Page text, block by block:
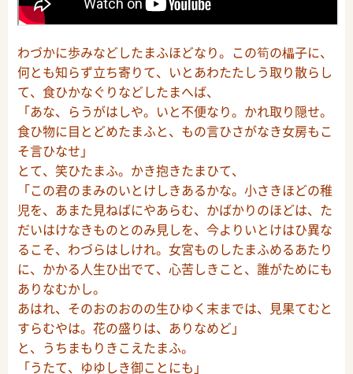
わづかに歩みなどしたまふほどなり。この筍の櫑子に、
何とも知らず立ち寄りて、いとあわたたしう取り散らし
て、食ひかなぐりなどしたまへば、
「あな、らうがはしや。いと不便なり。かれ取り隠せ。
食ひ物に目とどめたまふと、もの言ひさがなき女房もこ
そ言ひなせ」
とて、笑ひたまふ。かき抱きたまひて、
「この君のまみのいとけしきあるかな。小さきほどの稚
児を、あまた見ねばにやあらむ、かばかりのほどは、た
だいはけなきものとのみ見しを、今よりいとけはひ異な
るこそ、わづらはしけれ。女宮ものしたまふめるあたり
に、かかる人生ひ出でて、心苦しきこと、誰がためにも
ありなむかし。
あはれ、そのおのおのの生ひゆく末までは、見果てむと
すらむやは。花の盛りは、ありなめど」
と、うちまもりきこえたまふ。
「うたて、ゆゆしき御ことにも」